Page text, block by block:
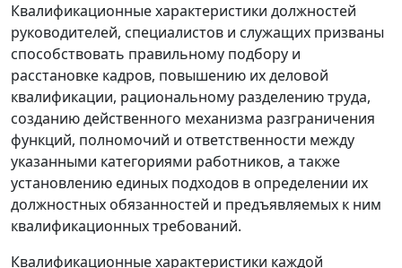
Квалификационные характеристики должностей
руководителей, специалистов и служащих призваны
способствовать правильному подбору и
расстановке кадров, повышению их деловой
квалификации, рациональному разделению труда,
созданию действенного механизма разграничения
функций, полномочий и ответственности между
указанными категориями работников, а также
установлению единых подходов в определении их
должностных обязанностей и предъявляемых к ним
квалификационных требований.
Квалификационные характеристики каждой